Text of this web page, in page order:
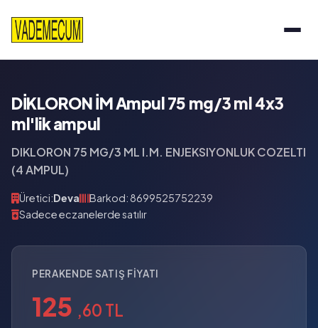
DİKLORON İM Ampul 75 mg/3 ml 4x3
ml'lik ampul
DIKLORON 75 MG/3 ML I.M. ENJEKSIYONLUK COZELTI
(4 AMPUL)
Üretici:Deva
Barkod: 8699525752239
Sadece eczanelerde satılır
PERAKENDE SATIŞ FIYATI
125 ,60 TL